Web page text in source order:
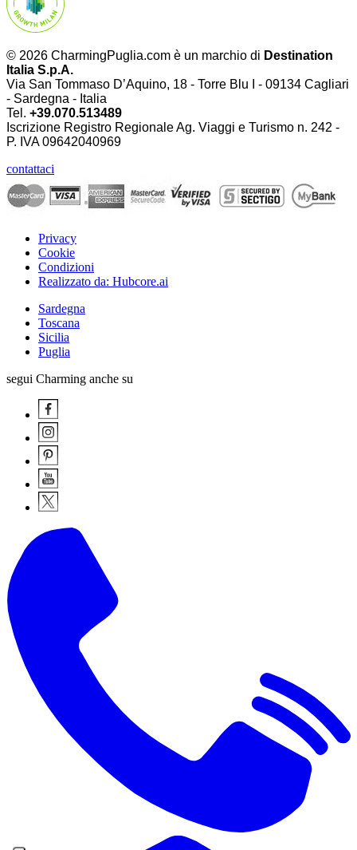
© 2026 CharmingPuglia.com è un marchio di Destination
Italia S.p.A.
Via San Tommaso D’Aquino, 18 - Torre Blu I - 09134 Cagliari
- Sardegna - Italia
Tel. +39.070.513489
Iscrizione Registro Regionale Ag. Viaggi e Turismo n. 242 -
P. IVA09642040969
contattaci
Privacy
Cookie
Condizioni
Realizzato da: Hubcore.ai
Sardegna
Toscana
Sicilia
Puglia
segui Charming anche su